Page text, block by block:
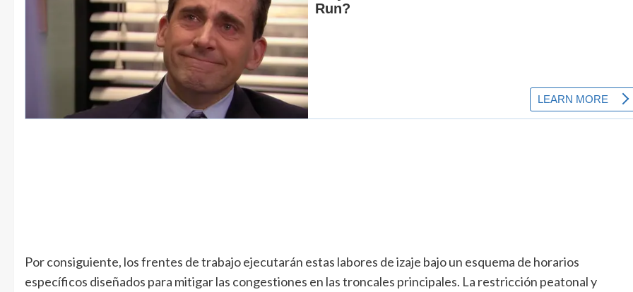
Por consiguiente, los frentes de trabajo ejecutarán estas labores de izaje bajo un esquema de horarios
específicos diseñados para mitigar las congestiones en las troncales principales. La restricción peatonal y